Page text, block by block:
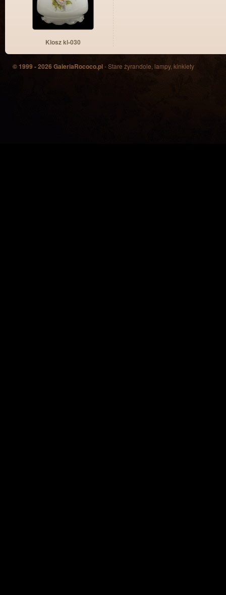
Klosz kl-030
© 1999 - 2026 GaleriaRococo.pl- Stare żyrandole, lampy, kinkiety